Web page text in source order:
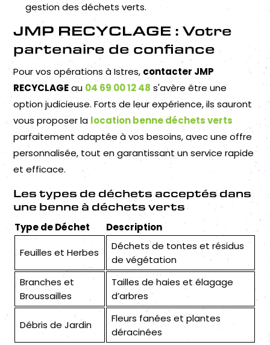
gestion des déchets verts.
JMP RECYCLAGE : Votre
partenaire de confiance
Pour vos opérations à Istres, contacter JMP
RECYCLAGEau 04 69 00 12 48 s'avère être une
option judicieuse. Forts de leur expérience, ils sauront
vous proposer la location benne déchets verts
parfaitement adaptée à vos besoins, avec une offre
personnalisée, tout en garantissant un service rapide
et efficace.
Les types de déchets acceptés dans
une benne à déchets verts
Type de Déchet
Description
Feuilles et Herbes
Déchets de tontes et résidus
de végétation
Branches et
Broussailles
Tailles de haies et élagage
d’arbres
Débris de Jardin
Fleurs fanées et plantes
déracinées